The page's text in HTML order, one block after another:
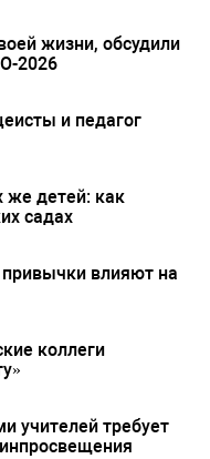
жизни, обсудили
2026
и педагог
же детей: как
садах
влияют на
коллеги
учителей требует